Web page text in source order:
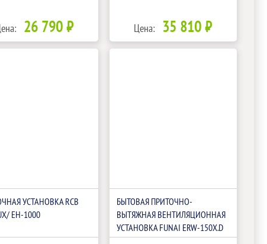
26 790 ₽ Цена: 35 810 ₽
УСТАНОВКА RCB
EH-1000
БЫТОВАЯ ПРИТОЧНО-
ВЫТЯЖНАЯ ВЕНТИЛЯЦИОННАЯ
УСТАНОВКА FUNAI ERW-150X.D